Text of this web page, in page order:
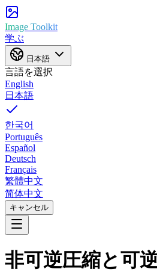
Image Toolkit
学ぶ
日本語
言語を選択
English
日本語
한국어
Português
Español
Deutsch
Français
繁體中文
简体中文
キャンセル
非可逆圧縮と可